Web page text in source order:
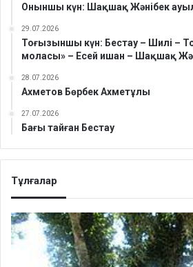
Оныншы күн: Шақшақ Жәнібек
29.07.2026
Тоғызыншы күн: Бестау – Шилі –
моласы» – Есей ишан – Шақшақ
28.07.2026
Ахметов Бөрбек Ахметұлы
27.07.2026
Бағы тайған Бестау
Тұлғалар